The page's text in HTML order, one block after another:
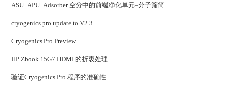
ASU_APU_Adsorber 空分中的前端净化单元–分子筛筒
cryogenics pro update to V2.3
Cryogenics Pro Preview
HP Zbook 15G7 HDMI 的折衷处理
验证Cryogenics Pro 程序的准确性